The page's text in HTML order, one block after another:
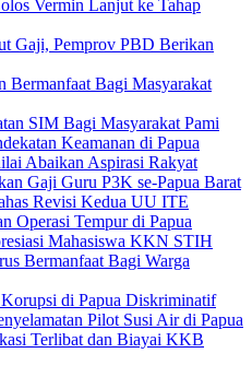
Vermin Lanjut ke Tahap
Gaji, Pemprov PBD Berikan
Bermanfaat Bagi Masyarakat
SIM Bagi Masyarakat Pami
Keamanan di Papua
Abaikan Aspirasi Rakyat
Gaji Guru P3K se-Papua Barat
Revisi Kedua UU ITE
Operasi Tempur di Papua
Mahasiswa KKN STIH
Bermanfaat Bagi Warga
di Papua Diskriminatif
Pilot Susi Air di Papua
Terlibat dan Biayai KKB